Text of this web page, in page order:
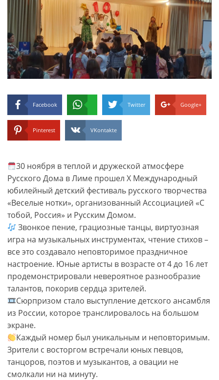
Facebook Twitter Google+
Pinterest VKontakte
30 ноября в теплой и дружеской атмосфере
Русского Дома в Лиме прошел X Международный
юбилейный детский фестиваль русского творчества
«Веселые нотки», организованный Ассоциацией «С
тобой, Россия» и Русским Домом.
Звонкое пение, грациозные танцы, виртуозная
игра на музыкальных инструментах, чтение стихов –
все это создавало неповторимое праздничное
настроение. Юные артисты в возрасте от 4 до 16 лет
продемонстрировали невероятное разнообразие
талантов, покорив сердца зрителей.
Сюрпризом стало выступление детского ансамбля
из России, которое транслировалось на большом
экране.
Каждый номер был уникальным и неповторимым.
Зрители с восторгом встречали юных певцов,
танцоров, поэтов и музыкантов, а овации не
смолкали ни на минуту.